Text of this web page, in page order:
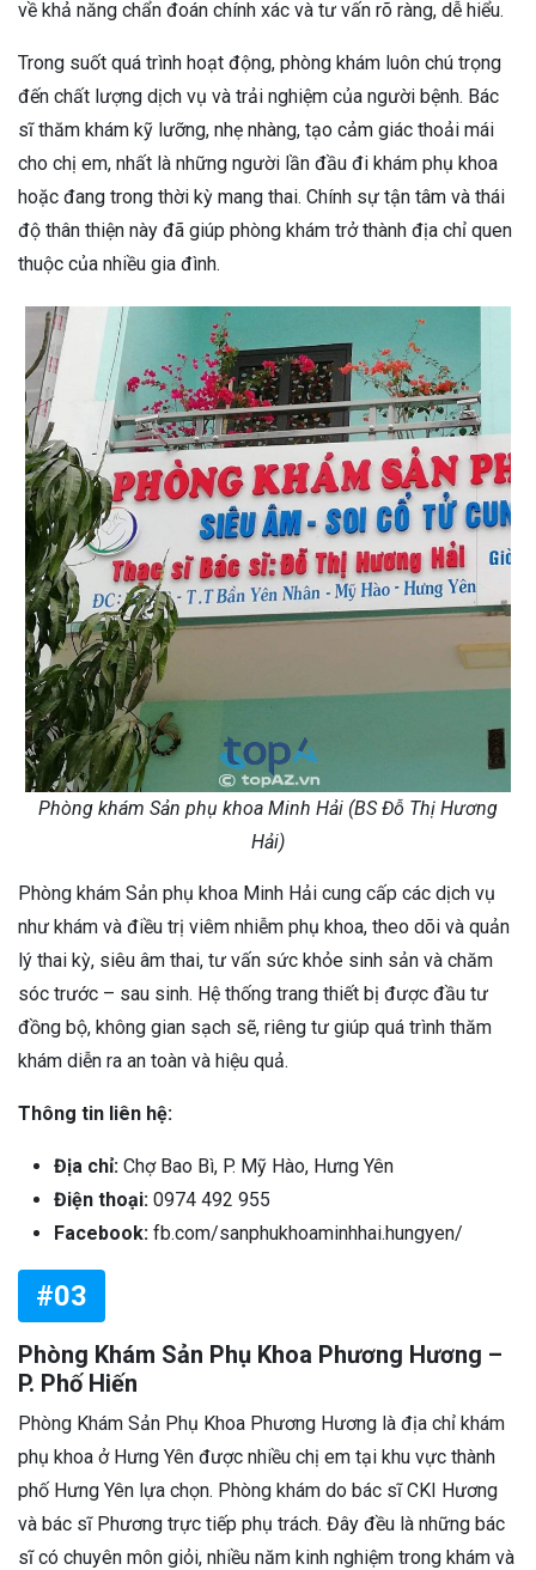
về khả năng chẩn đoán chính xác và tư vấn rõ ràng, dễ hiểu.
Trong suốt quá trình hoạt động, phòng khám luôn chú trọng
đến chất lượng dịch vụ và trải nghiệm của người bệnh. Bác
sĩ thăm khám kỹ lưỡng, nhẹ nhàng, tạo cảm giác thoải mái
cho chị em, nhất là những người lần đầu đi khám phụ khoa
hoặc đang trong thời kỳ mang thai. Chính sự tận tâm và thái
độ thân thiện này đã giúp phòng khám trở thành địa chỉ quen
thuộc của nhiều gia đình.
Phòng khám Sản phụ khoa Minh Hải (BS Đỗ Thị Hương
Hải)
Phòng khám Sản phụ khoa Minh Hải cung cấp các dịch vụ
như khám và điều trị viêm nhiễm phụ khoa, theo dõi và quản
lý thai kỳ, siêu âm thai, tư vấn sức khỏe sinh sản và chăm
sóc trước – sau sinh. Hệ thống trang thiết bị được đầu tư
đồng bộ, không gian sạch sẽ, riêng tư giúp quá trình thăm
khám diễn ra an toàn và hiệu quả.
Thông tin liên hệ:
Địa chỉ: Chợ Bao Bì, P. Mỹ Hào, Hưng Yên
Điện thoại: 0974 492 955
Facebook: fb.com/sanphukhoaminhhai.hungyen/
#03
Phòng Khám Sản Phụ Khoa Phương Hương –
P. Phố Hiến
Phòng Khám Sản Phụ Khoa Phương Hương là địa chỉ khám
phụ khoa ở Hưng Yên được nhiều chị em tại khu vực thành
phố Hưng Yên lựa chọn. Phòng khám do bác sĩ CKI Hương
và bác sĩ Phương trực tiếp phụ trách. Đây đều là những bác
sĩ có chuyên môn giỏi, nhiều năm kinh nghiệm trong khám và